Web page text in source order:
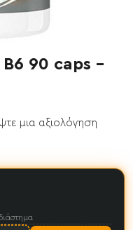
Έχει εξαντληθεί
90 caps -
μια αξιολόγηση